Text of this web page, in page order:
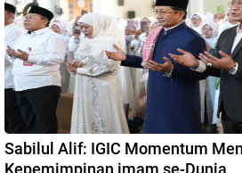
Sabilul Alif: IGIC Momentum
Kepemimpinan imam se-Dunia